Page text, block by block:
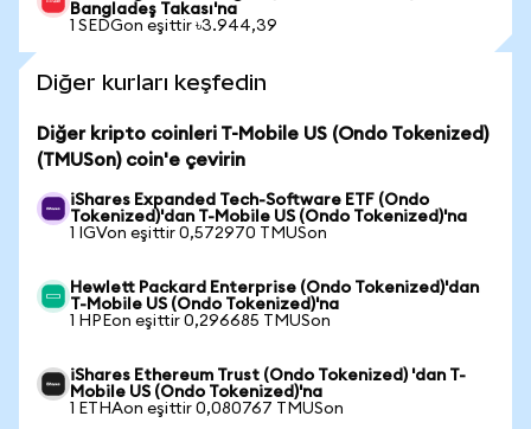
Bangladeş Takası'na
1 SEDGon eşittir ৳3.944,39
Diğer kurları keşfedin
Diğer kripto coinleri T-Mobile US (Ondo Tokenized)
(TMUSon) coin'e çevirin
iShares Expanded Tech-Software ETF (Ondo
Tokenized)'dan T-Mobile US (Ondo Tokenized)'na
1 IGVon eşittir 0,572970 TMUSon
Hewlett Packard Enterprise (Ondo Tokenized)'dan
T-Mobile US (Ondo Tokenized)'na
1 HPEon eşittir 0,296685 TMUSon
iShares Ethereum Trust (Ondo Tokenized) 'dan T-
Mobile US (Ondo Tokenized)'na
1 ETHAon eşittir 0,080767 TMUSon